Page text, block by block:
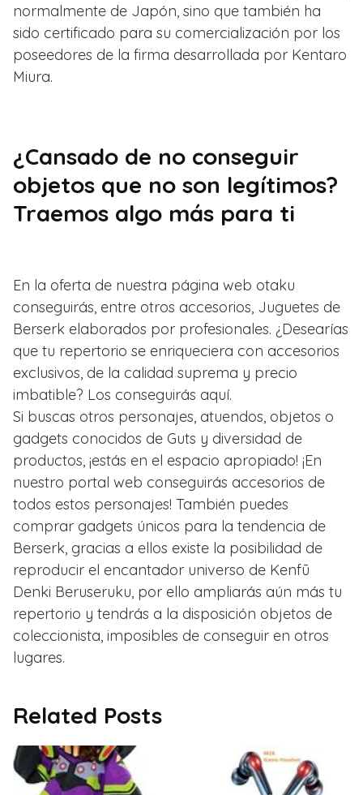
normalmente de Japón, sino que también ha
sido certificado para su comercialización por los
poseedores de la firma desarrollada por Kentaro
Miura.
¿Cansado de no conseguir
objetos que no son legítimos?
Traemos algo más para ti
En la oferta de nuestra página web otaku
conseguirás, entre otros accesorios, Juguetes de
Berserk elaborados por profesionales. ¿Desearías
que tu repertorio se enriqueciera con accesorios
exclusivos, de la calidad suprema y precio
imbatible? Los conseguirás aquí.
Si buscas otros personajes, atuendos, objetos o
gadgets conocidos de Guts y diversidad de
productos, ¡estás en el espacio apropiado! ¡En
nuestro portal web conseguirás accesorios de
todos estos personajes! También puedes
comprar gadgets únicos para la tendencia de
Berserk, gracias a ellos existe la posibilidad de
reproducir el encantador universo de Kenfū
Denki Beruseruku, por ello ampliarás aún más tu
repertorio y tendrás a la disposición objetos de
coleccionista, imposibles de conseguir en otros
lugares.
Related Posts